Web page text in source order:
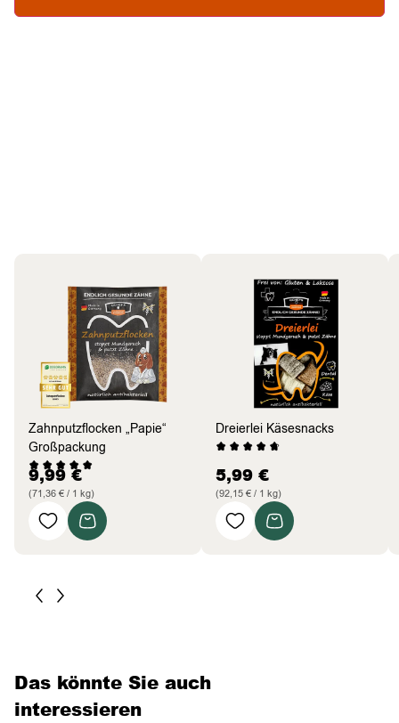
Zahnputzflocken „Papie“
Großpackung
9,99€
(71,36 € / 1 kg)
Dreierlei Käsesnacks
5,99 €
(92,15 € / 1 kg)
Das könnte Sie auch
interessieren